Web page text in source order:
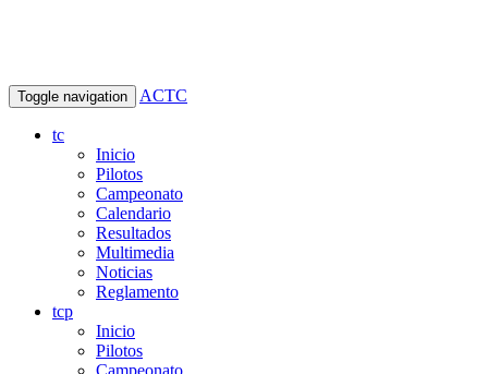
Toggle navigation ACTC
tc
Inicio
Pilotos
Campeonato
Calendario
Resultados
Multimedia
Noticias
Reglamento
tcp
Inicio
Pilotos
Campeonato